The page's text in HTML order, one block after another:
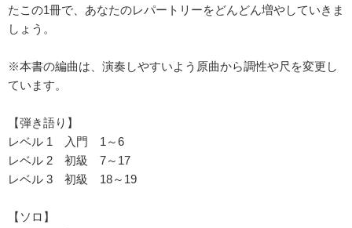
たこの1冊で、あなたのレパートリーをどんどん増やしていきま
しょう。
※本書の編曲は、演奏しやすいよう原曲から調性や尺を変更し
ています。
【弾き語り】
レベル 1 入門 1～6
レベル 2 初級 7～17
レベル 3 初級 18～19
【ソロ】